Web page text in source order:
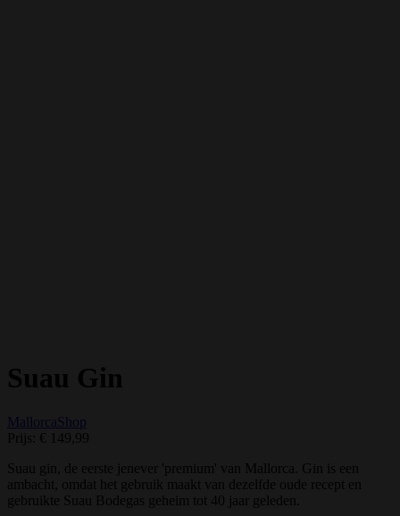
Suau Gin
MallorcaShop
Prijs: € 149,99
Suau gin, de eerste jenever 'premium' van Mallorca. Gin is een
ambacht, omdat het gebruik maakt van dezelfde oude recept en
gebruikte Suau Bodegas geheim tot 40 jaar geleden.